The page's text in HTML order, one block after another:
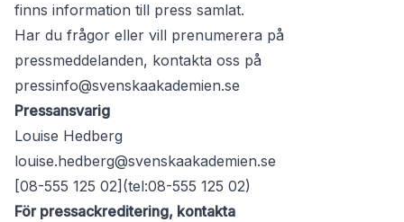
finns information till press samlat.
Har du frågor eller vill prenumerera på
pressmeddelanden, kontakta oss på
pressinfo@svenskaakademien.se
Pressansvarig
Louise Hedberg
louise.hedberg@svenskaakademien.se
[08-555 125 02](tel:08-555 125 02)
För pressackreditering, kontakta